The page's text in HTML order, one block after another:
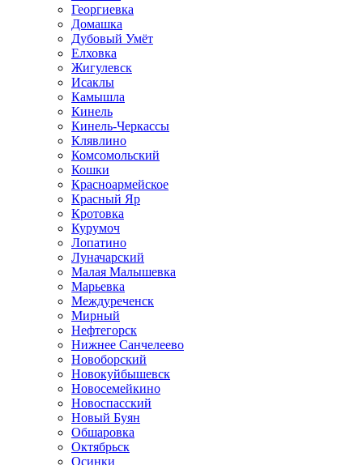
Георгиевка
Домашка
Дубовый Умёт
Елховка
Жигулевск
Исаклы
Камышла
Кинель
Кинель-Черкассы
Клявлино
Комсомольский
Кошки
Красноармейское
Красный Яр
Кротовка
Курумоч
Лопатино
Луначарский
Малая Малышевка
Марьевка
Междуреченск
Мирный
Нефтегорск
Нижнее Санчелеево
Новоборский
Новокуйбышевск
Новосемейкино
Новоспасский
Новый Буян
Обшаровка
Октябрьск
Осинки